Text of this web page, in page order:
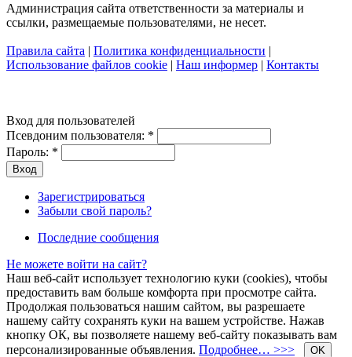
Администрация сайта ответственности за материалы и
ссылки, размещаемые пользователями, не несет.
Правила сайта | Политика конфиденциальности |
Использование файлов cookie | Наш информер | Контакты
Вход для пользователей
Псевдоним пользователя: *
Пароль: *
Зарегистрироваться
Забыли свой пароль?
Последние сообщения
Не можете войти на сайт?
Наш веб-сайт использует технологию куки (cookies), чтобы
предоставить вам больше комфорта при просмотре сайта.
Продолжая пользоваться нашим сайтом, вы разрешаете
нашему сайту сохранять куки на вашем устройстве. Нажав
кнопку ОК, вы позволяете нашему веб-сайту показывать вам
персонализированные объявления. Подробнее… >>> OK